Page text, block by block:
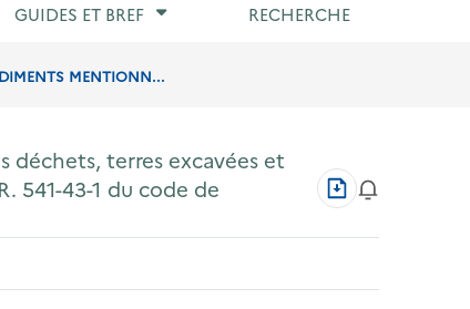
utilisateur
GUIDES ET BREF RECHERCHE
MENTIONN...
déchets, terres excavées et
541-43-1 du code de
Télécharger
au